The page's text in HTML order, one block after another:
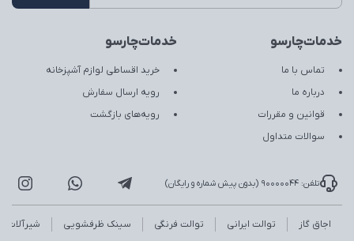
خدمات‌چارسو
تماس با ما
درباره ما
قوانین و مقررات
سوالات متداول
خدمات‌چارسو
خرید اقساطی لوازم آشپزخانه
رویه ارسال سفارش
رویه‌های بازگشت
تلفن: 90000044 (بدون پیش شماره و رایگان)
اجاق گاز توالت ایرانی توالت فرنگی سینک ظرفشویی شیرآلات